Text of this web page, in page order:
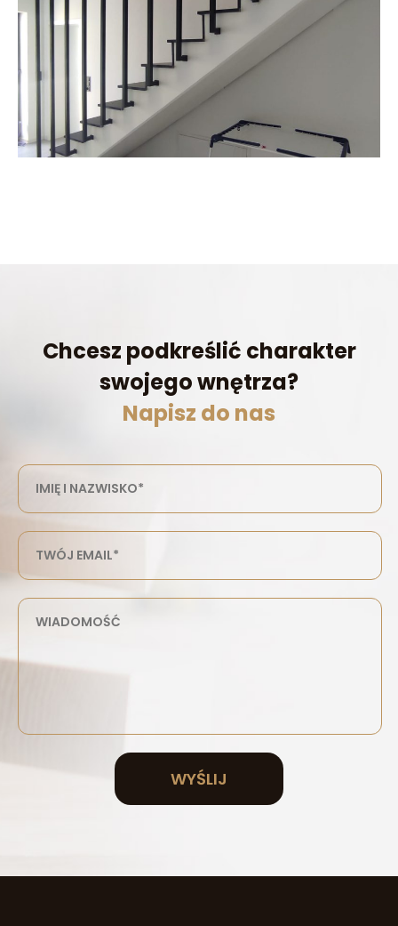
Chcesz podkreślić charakter
swojego wnętrza?
Napisz do nas
WYŚLIJ